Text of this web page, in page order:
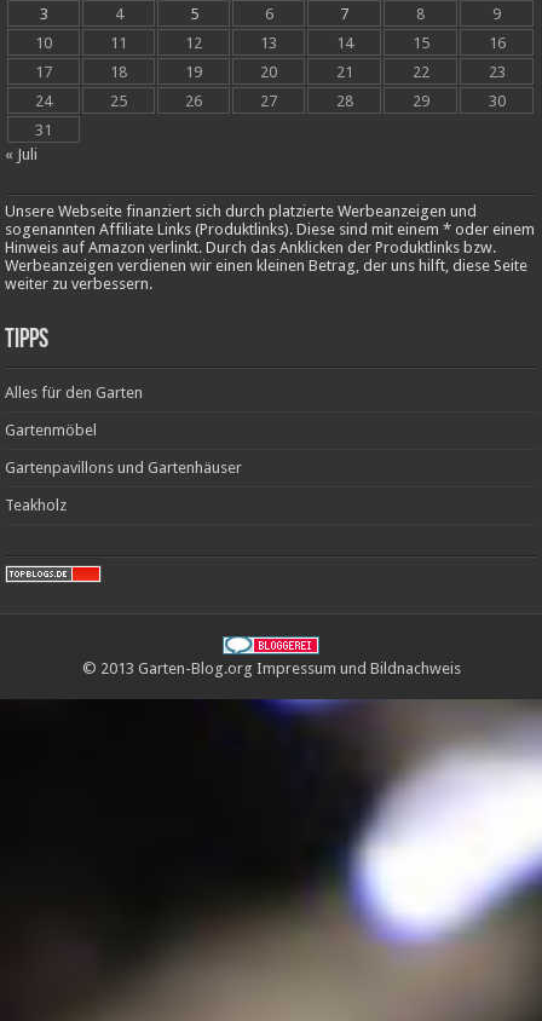
3
4 5 6 7 8
9
10
11 12 13 14 15
16
17
18 19 20 21 22
23
24
25 26 27 28 29
30
31
« Juli
Unsere Webseite finanziert sich durch platzierte Werbeanzeigen und
sogenannten Affiliate Links (Produktlinks). Diese sind mit einem * oder einem
Hinweis auf Amazon verlinkt. Durch das Anklicken der Produktlinks bzw.
Werbeanzeigen verdienen wir einen kleinen Betrag, der uns hilft, diese Seite
weiter zu verbessern.
Tipps
Alles für den Garten
Gartenmöbel
Gartenpavillons und Gartenhäuser
Teakholz
© 2013 Garten-Blog.org Impressum und Bildnachweis